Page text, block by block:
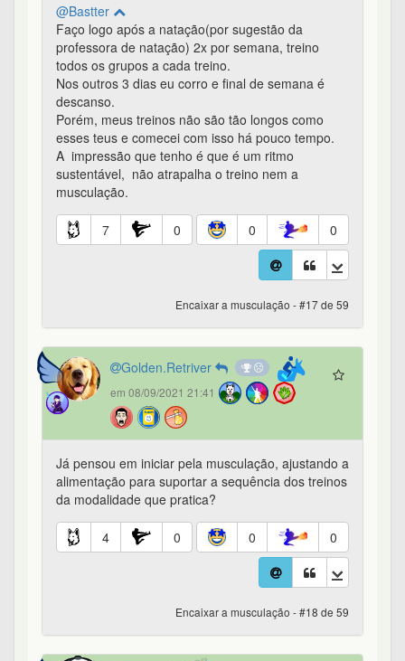
@Bastter
Faço logo após a natação(por sugestão da
professora de natação) 2x por semana, treino
todos os grupos a cada treino.
Nos outros 3 dias eu corro e final de semana é
descanso.
Porém, meus treinos não são tão longos como
esses teus e comecei com isso há pouco tempo.
A impressão que tenho é que é um ritmo
sustentável, não atrapalha o treino nem a
musculação.
7 0 0 0
Encaixar a musculação - #17 de 59
Golden.Retriver
em 08/09/2021 21:41
Já pensou em iniciar pela musculação, ajustando a
alimentação para suportar a sequência dos treinos
da modalidade que pratica?
4 0 0 0
Encaixar a musculação - #18 de 59